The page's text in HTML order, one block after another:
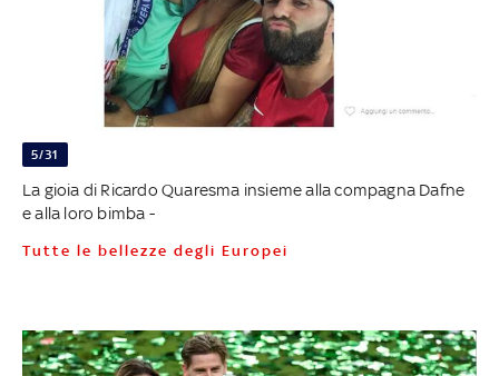
5/31
La gioia di Ricardo Quaresma insieme alla compagna Dafne
e alla loro bimba -
Tutte le bellezze degli Europei